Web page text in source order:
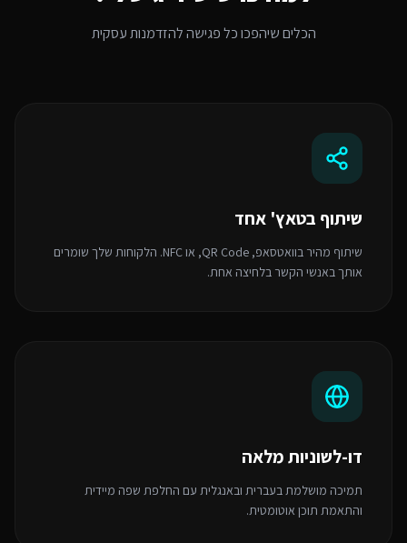
הכלים שיהפכו כל פגישה להזדמנות עסקית
שיתוף בטאץ' אחד
שיתוף מהיר בוואטסאפ, QR Code, או NFC. הלקוחות שלך שומרים
אותך באנשי הקשר בלחיצה אחת.
דו-לשוניות מלאה
תמיכה מושלמת בעברית ובאנגלית עם החלפת שפה מיידית
והתאמת תוכן אוטומטית.